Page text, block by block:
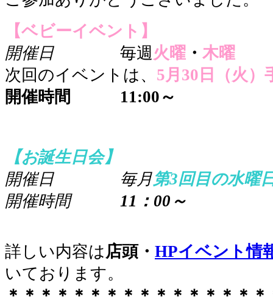
【ベビーイベント】
開催日 毎週火曜 ・ 木曜
次回のイベントは、 5月30日（火）
開催時間 11:00～
【お誕生日会】
開催日 毎月第3回目の水曜
開催時間 11：00～
詳しい内容は 店頭・ HPイベント情
いております。
＊＊＊＊＊＊＊＊＊＊＊＊＊＊＊